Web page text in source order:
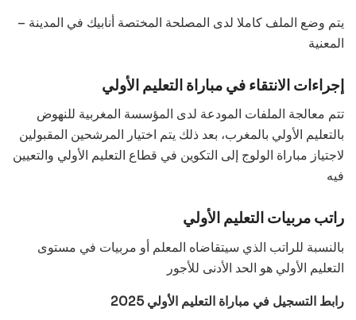
– يتم وضع الملف كاملا لدى المصلحة المختصة أنابيك في المدينة
المعنية
إجراءات الانتقاء في مباراة التعليم الأولي
تتم معالجة الملفات المودعة لدى المؤسسة المغربية للنهوض
بالتعليم الأولي بالمغرب، بعد ذلك يتم اختيار المرشحين المقبولين
لاجتياز مباراة الولوج إلى التكوين في قطاع التعليم الأولي والتعيين
فيه
راتب مربيات التعليم الأولي
بالنسبة للراتب الذي سيتقاضاه المعلم أو مربيات في مستوى
التعليم الأولي هو الحد الأدنى للأجور
رابط التسجيل في مباراة التعليم الأولي 2025